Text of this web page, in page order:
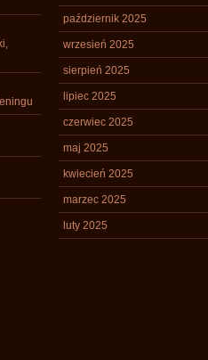
październik 2025
wrzesień 2025
sierpień 2025
lipiec 2025
czerwiec 2025
maj 2025
kwiecień 2025
marzec 2025
luty 2025